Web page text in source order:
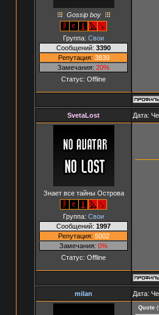
Gossip boy
Группа: Свои
Сообщений: 3390
Репутация: 3839
Замечания: 20%
Статус: Offline
SvetaLost Дата:
Знает все тайны Острова
Группа: Свои
Сообщений: 1997
Репутация: 5002
Замечания: 0%
Статус: Offline
milan Дата:
Quote (